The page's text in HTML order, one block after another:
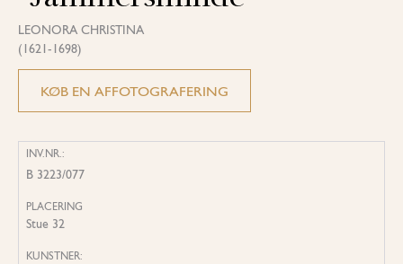
LEONORA CHRISTINA
(1621-1698)
KØB EN AFFOTOGRAFERING
INV.NR.:
B 3223/077
PLACERING
Stue 32
KUNSTNER: